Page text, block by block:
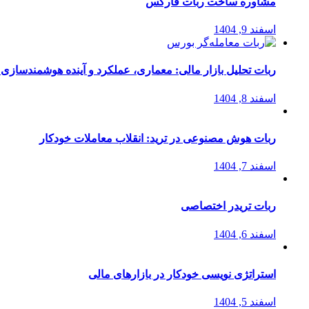
اسفند 9, 1404
ربات تحلیل بازار مالی: معماری، عملکرد و آینده
اسفند 8, 1404
ربات هوش مصنوعی در ترید: انقلاب معاملات خودکار
اسفند 7, 1404
ربات تریدر اختصاصی
اسفند 6, 1404
استراتژی‌ نویسی خودکار در بازارهای مالی
اسفند 5, 1404